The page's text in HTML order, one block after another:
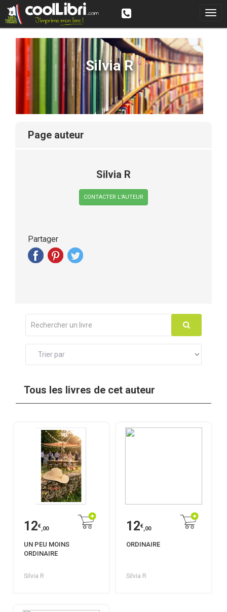
Silvia R
page auteur
Silvia R
CONTACTER L’AUTEUR
Partager
Tous les livres de cet auteur
12€,00
UN PEU MOINS
ORDINAIRE
Silvia R
12€,00
ORDINAIRE
Silvia R